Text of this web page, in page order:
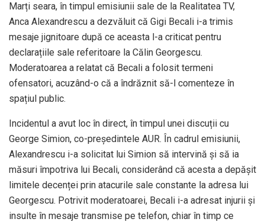
Marți seara, în timpul emisiunii sale de la Realitatea TV,
Anca Alexandrescu a dezvăluit că Gigi Becali i-a trimis
mesaje jignitoare după ce aceasta l-a criticat pentru
declarațiile sale referitoare la Călin Georgescu.
Moderatoarea a relatat că Becali a folosit termeni
ofensatori, acuzând-o că a îndrăznit să-l comenteze în
spațiul public.
Incidentul a avut loc în direct, în timpul unei discuții cu
George Simion, co-președintele AUR. În cadrul emisiunii,
Alexandrescu i-a solicitat lui Simion să intervină și să ia
măsuri împotriva lui Becali, considerând că acesta a depășit
limitele decenței prin atacurile sale constante la adresa lui
Georgescu. Potrivit moderatoarei, Becali i-a adresat injurii și
insulte în mesaje transmise pe telefon, chiar în timp ce